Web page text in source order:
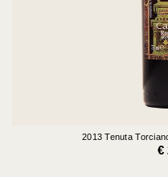
2013 Tenuta
€